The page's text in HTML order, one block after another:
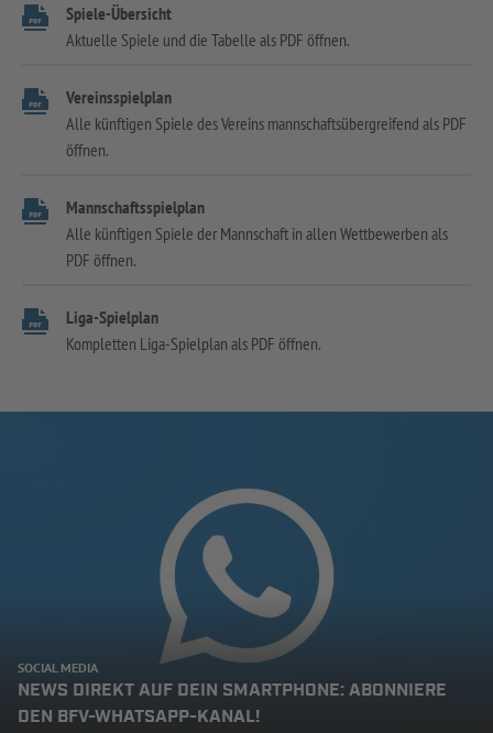
Spiele-Übersicht
Aktuelle Spiele und die Tabelle als PDF öffnen.
Vereinsspielplan
Alle künftigen Spiele des Vereins mannschaftsübergreifend als PDF
öffnen.
Mannschaftsspielplan
Alle künftigen Spiele der Mannschaft in allen Wettbewerben als
PDF öffnen.
Liga-Spielplan
Kompletten Liga-Spielplan als PDF öffnen.
SOCIAL MEDIA
NEWS DIREKT AUF DEIN SMARTPHONE: ABONNIERE
DEN BFV-WHATSAPP-KANAL!